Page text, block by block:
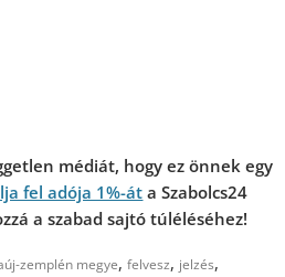
médiát, hogy ez önnek egy
fel adója 1%-áta Szabolcs24
a szabad sajtó túléléséhez!
zemplén megye,felvesz, jelzés,